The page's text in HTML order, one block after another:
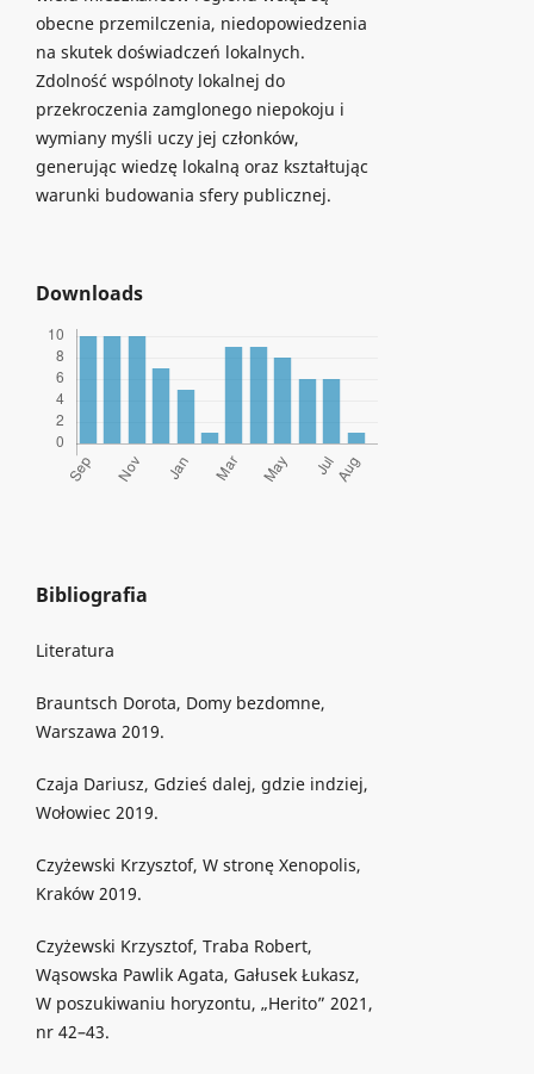
obecne przemilczenia, niedopowiedzenia
na skutek doświadczeń lokalnych.
Zdolność wspólnoty lokalnej do
przekroczenia zamglonego niepokoju i
wymiany myśli uczy jej członków,
generując wiedzę lokalną oraz kształtując
warunki budowania sfery publicznej.
Downloads
Bibliografia
Literatura
Brauntsch Dorota, Domy bezdomne,
Warszawa 2019.
Czaja Dariusz, Gdzieś dalej, gdzie indziej,
Wołowiec 2019.
Czyżewski Krzysztof, W stronę Xenopolis,
Kraków 2019.
Czyżewski Krzysztof, Traba Robert,
Wąsowska Pawlik Agata, Gałusek Łukasz,
W poszukiwaniu horyzontu, „Herito” 2021,
nr 42–43.